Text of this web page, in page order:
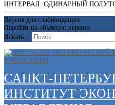
ИНТЕРВАЛ: ОДИНАРНЫЙ
Версия для слабовидящих
Перейти на обычную версию
Искать...
САНКТ-
ИНСТИТУТ